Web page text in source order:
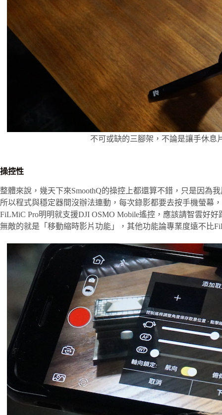
不可或缺的三腳架，不論是讓手休息
操控性
整體來說，幾天下來SmoothQ的操控上都還算不錯，只是因為
所以程式與穩定器間沒辦法連動，每次錄影都要去按手機螢幕
FiLMiC Pro明明就支援DJI OSMO Mobile遙控，應該請智雲好
無敵的就是「移動縮時影片功能」，其他功能論專業度遠不比